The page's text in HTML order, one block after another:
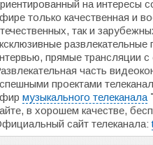
на интересы
только качественная и
так и
прямые трансляции
часть
проектами
музыкального телеканала
в хорошем качестве,
сайт телеканала: